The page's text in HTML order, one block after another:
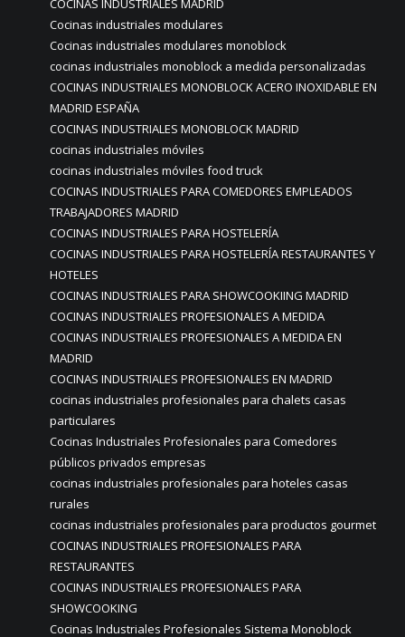
COCINAS INDUSTRIALES MADRID
Cocinas industriales modulares
Cocinas industriales modulares monoblock
cocinas industriales monoblock a medida personalizadas
COCINAS INDUSTRIALES MONOBLOCK ACERO INOXIDABLE EN
MADRID ESPAÑA
COCINAS INDUSTRIALES MONOBLOCK MADRID
cocinas industriales móviles
cocinas industriales móviles food truck
COCINAS INDUSTRIALES PARA COMEDORES EMPLEADOS
TRABAJADORES MADRID
COCINAS INDUSTRIALES PARA HOSTELERÍA
COCINAS INDUSTRIALES PARA HOSTELERÍA RESTAURANTES Y
HOTELES
COCINAS INDUSTRIALES PARA SHOWCOOKIING MADRID
COCINAS INDUSTRIALES PROFESIONALES A MEDIDA
COCINAS INDUSTRIALES PROFESIONALES A MEDIDA EN
MADRID
COCINAS INDUSTRIALES PROFESIONALES EN MADRID
cocinas industriales profesionales para chalets casas
particulares
Cocinas Industriales Profesionales para Comedores
públicos privados empresas
cocinas industriales profesionales para hoteles casas
rurales
cocinas industriales profesionales para productos gourmet
COCINAS INDUSTRIALES PROFESIONALES PARA
RESTAURANTES
COCINAS INDUSTRIALES PROFESIONALES PARA
SHOWCOOKING
Cocinas Industriales Profesionales Sistema Monoblock